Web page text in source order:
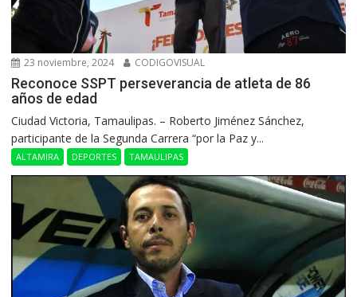
23 noviembre, 2024 CODIGOVISUAL
Reconoce SSPT perseverancia de atleta de 86
años de edad
Ciudad Victoria, Tamaulipas. – Roberto Jiménez Sánchez,
participante de la Segunda Carrera “por la Paz y...
ALTAMIRA DEPORTES TAMAULIPAS